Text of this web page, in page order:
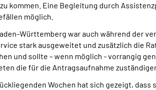
kommen. Eine Begleitung durch
möglich.
Württemberg war auch während der
stark ausgeweitet und zusätzlich die
und sollte – wenn möglich - vorrangig
die für die Antragsaufnahme
Wochen hat sich gezeigt,